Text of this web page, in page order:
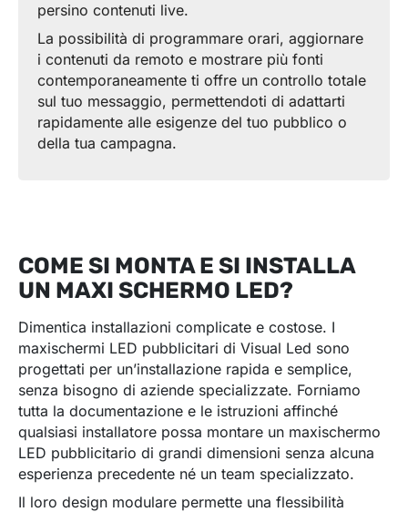
persino contenuti live.
La possibilità di programmare orari, aggiornare
i contenuti da remoto e mostrare più fonti
contemporaneamente ti offre un controllo totale
sul tuo messaggio, permettendoti di adattarti
rapidamente alle esigenze del tuo pubblico o
della tua campagna.
COME SI MONTA E SI INSTALLA
UN MAXI SCHERMO LED?
Dimentica installazioni complicate e costose. I
maxischermi LED pubblicitari di Visual Led sono
progettati per un’installazione rapida e semplice,
senza bisogno di aziende specializzate. Forniamo
tutta la documentazione e le istruzioni affinché
qualsiasi installatore possa montare un maxischermo
LED pubblicitario di grandi dimensioni senza alcuna
esperienza precedente né un team specializzato.
Il loro design modulare permette una flessibilità